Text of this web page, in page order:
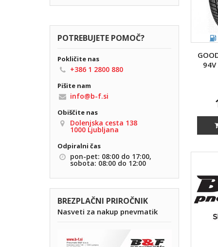
94V
74 (4)
POTREBUJETE POMOČ?
Pokličite nas
+386 1 2800 880
Pišite nam
info@b-f.si
Obiščite nas
Dolenjska cesta 138
1000 Ljubljana
Odpiralni čas
pon-pet: 08:00 do 17:00,
sobota: 08:00 do 12:00
BREZPLAČNI PRIROČNIK
Nasveti za nakup pnevmatik